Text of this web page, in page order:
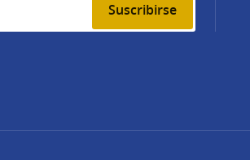
Suscribirse